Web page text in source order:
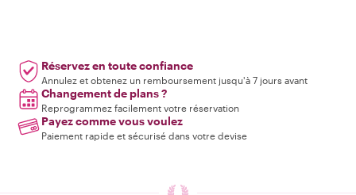
Réservez en toute confiance
Annulez et obtenez un remboursement jusqu'à 7 jours avant
Changement de plans ?
Reprogrammez facilement votre réservation
Payez comme vous voulez
Paiement rapide et sécurisé dans votre devise